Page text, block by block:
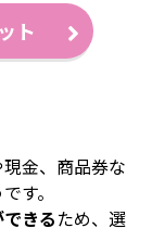
ト
金、商品券な
す。
きるため、選